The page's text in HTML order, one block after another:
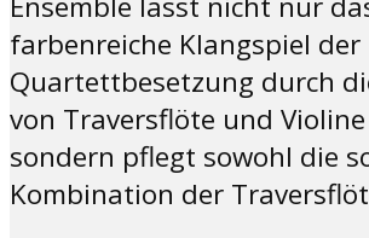
farbenreiche Klangspiel der
Quartettbesetzung durch
von Traversflöte und
sondern pflegt sowohl die
Kombination der